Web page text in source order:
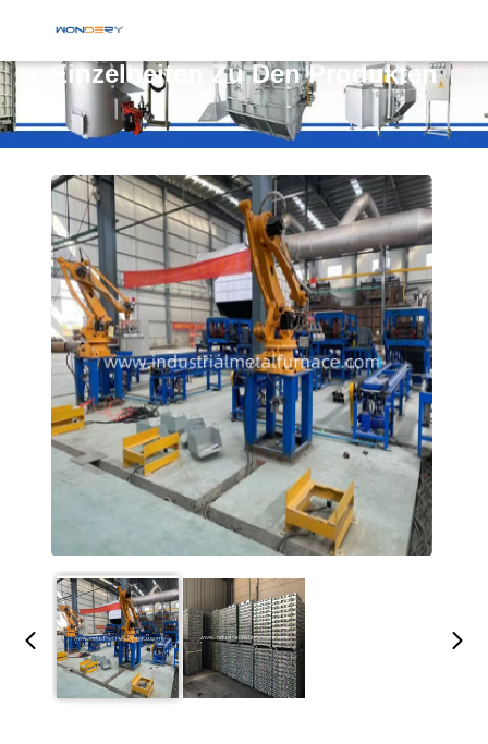
Einzelheiten Zu Den Produkten